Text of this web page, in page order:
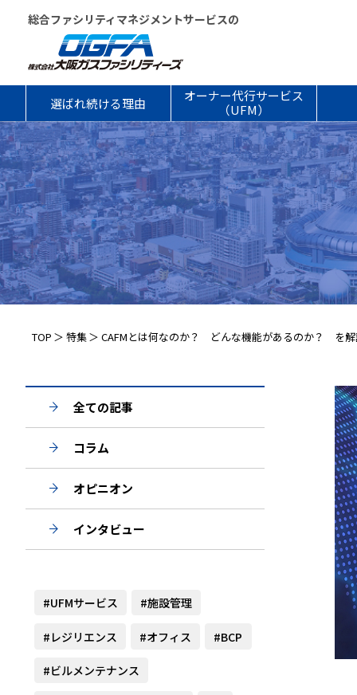
総合ファシリティマネジメントサービスの
選ばれ続ける理由
オーナー代行サービス
（UFM）
TOP 特集 CAFMとは何なのか？ どんな機能があるのか？ を解
全ての記事
コラム
オピニオン
インタビュー
#UFMサービス #施設管理
#レジリエンス #オフィス #BCP
#ビルメンテナンス